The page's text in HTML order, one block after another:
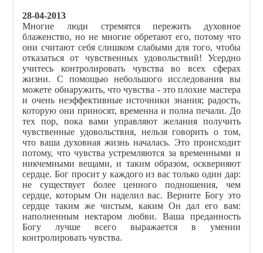
28-04-2013
Многие люди стремятся пережить духовное
блаженство, но не многие обретают его, потому что
они считают себя слишком слабыми для того, чтобы
отказаться от чувственных удовольствий! Усердно
учитесь контролировать чувства во всех сферах
жизни. С помощью небольшого исследования вы
можете обнаружить, что чувства - это плохие мастера
и очень неэффективные источники знания; радость,
которую они приносят, временна и полна печали. До
тех пор, пока вами управляют желания получить
чувственные удовольствия, нельзя говорить о том,
что ваша духовная жизнь началась. Это происходит
потому, что чувства устремляются за временными и
никчемными вещами, и таким образом, оскверняют
сердце. Бог просит у каждого из вас только один дар:
не существует более ценного подношения, чем
сердце, которым Он наделил вас. Верните Богу это
сердце таким же чистым, каким Он дал его вам:
наполненным нектаром любви. Ваша преданность
Богу лучше всего выражается в умении
контролировать чувства.